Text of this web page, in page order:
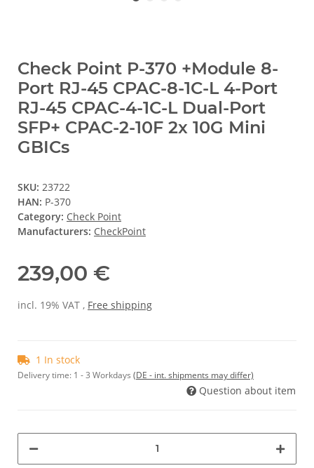
Check Point P-370 +Module 8-
Port RJ-45 CPAC-8-1C-L 4-Port
RJ-45 CPAC-4-1C-L Dual-Port
SFP+ CPAC-2-10F 2x 10G Mini
GBICs
SKU: 23722
HAN: P-370
Category: Check Point
Manufacturers: CheckPoint
239,00 €
incl. 19% VAT , Free shipping
1 In stock
Delivery time: 1 - 3 Workdays (DE - int. shipments may differ)
Question about item